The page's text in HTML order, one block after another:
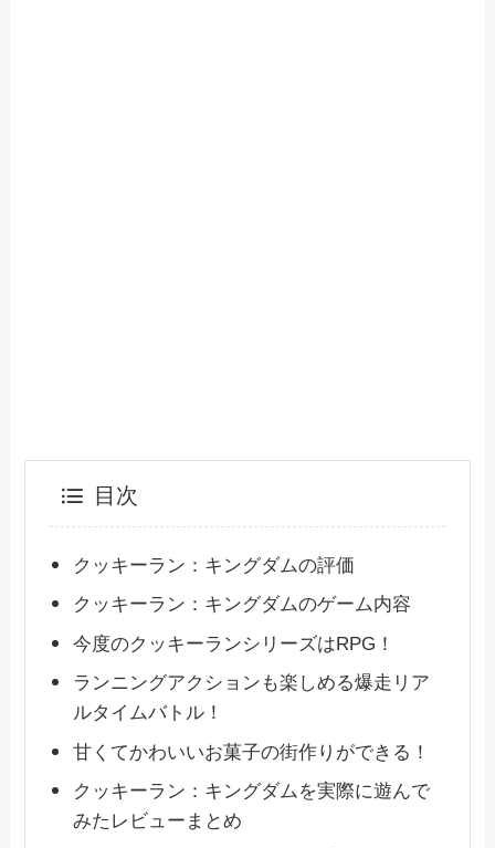
目次
クッキーラン：キングダムの評価
クッキーラン：キングダムのゲーム内容
今度のクッキーランシリーズはRPG！
ランニングアクションも楽しめる爆走リア
ルタイムバトル！
甘くてかわいいお菓子の街作りができる！
クッキーラン：キングダムを実際に遊んで
みたレビューまとめ